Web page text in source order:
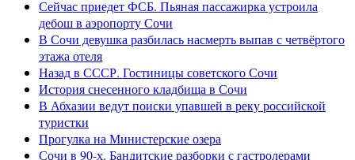
Сейчас приедет ФСБ. Пьяная пассажирка устроила
дебош в аэропорту Сочи
В Сочи девушка разбилась насмерть выпав с четвёртого
этажа отеля
Назад в СССР. Гостиницы советского Сочи
История снесенного кладбища в Сочи
В Абхазии ведут поиски упавшей в реку российской
туристки
Прогулка на Министерские озера
Сочи в 90-х. Бандитские разборки с гастролерами